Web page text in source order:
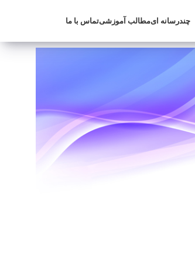
چندرسانه ایمطالب آموزشیتماس با ما